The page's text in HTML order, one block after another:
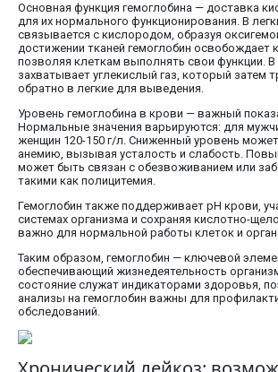
Основная функция гемоглобина — доставка
для их нормального функционирования. В
связывается с кислородом, образуя
достижении тканей гемоглобин освобождает
позволяя клеткам выполнять свои функции. В
захватывает углекислый газ, который затем
обратно в легкие для выведения.
Уровень гемоглобина в крови — важный
Нормальные значения варьируются: для
женщин 120-150 г/л. Сниженный уровень
анемию, вызывая усталость и слабость.
может быть связан с обезвоживанием или
такими как полицитемия.
Гемоглобин также поддерживает pH крови,
системах организма и сохраняя кислотно-
важно для нормальной работы клеток и
Таким образом, гемоглобин — ключевой
обеспечивающий жизнедеятельность
состояние служат индикаторами здоровья,
анализы на гемоглобин важны для
обследований.